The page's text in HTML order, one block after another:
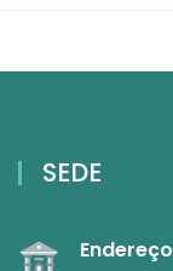
SEDE
Endereço